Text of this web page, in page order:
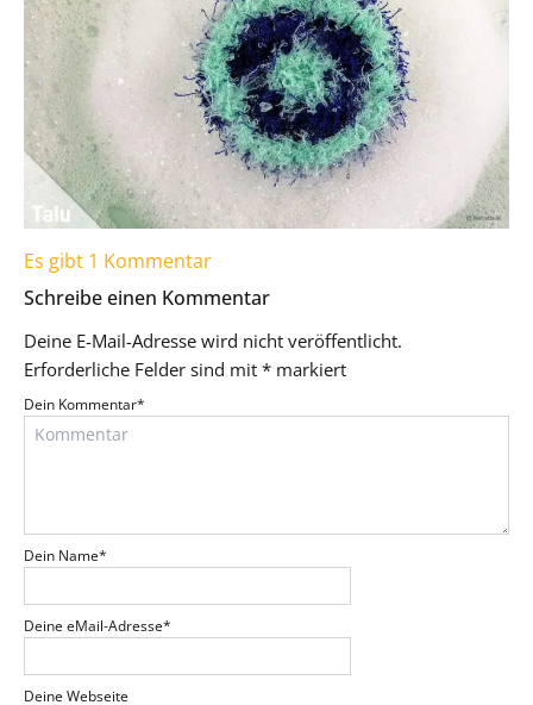
Es gibt 1 Kommentar
Schreibe einen Kommentar
Deine E-Mail-Adresse wird nicht veröffentlicht.
Erforderliche Felder sind mit * markiert
Dein Kommentar*
Dein Name*
Deine eMail-Adresse*
Deine Webseite